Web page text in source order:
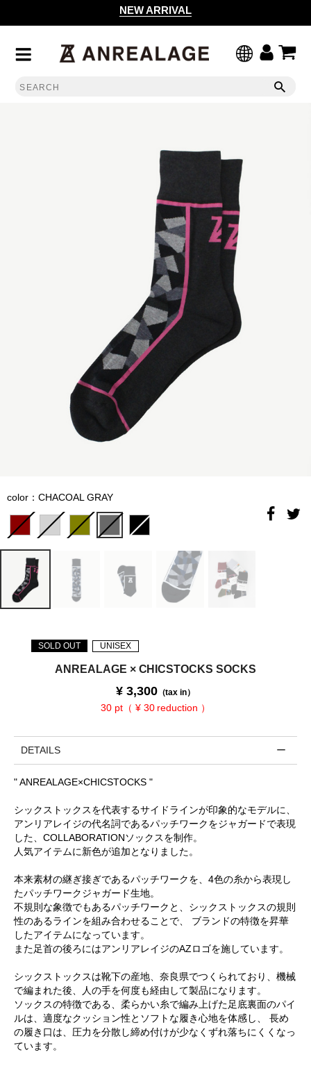
NEW ARRIVAL
color：CHACOAL GRAY
SOLD OUT UNISEX
ANREALAGE × CHICSTOCKS SOCKS
¥ 3,300（tax in）
30 pt（ ¥ 30 reduction ）
DETAILS
" ANREALAGE×CHICSTOCKS "
シックストックスを代表するサイドラインが印象的なモデルに、
アンリアレイジの代名詞であるパッチワークをジャガードで表現
した、COLLABORATIONソックスを制作。
人気アイテムに新色が追加となりました。
本来素材の継ぎ接ぎであるパッチワークを、4色の糸から表現し
たパッチワークジャガード生地。
不規則な象徴でもあるパッチワークと、シックストックスの規則
性のあるラインを組み合わせることで、 ブランドの特徴を昇華
したアイテムになっています。
また足首の後ろにはアンリアレイジのAZロゴを施しています。
シックストックスは靴下の産地、奈良県でつくられており、機械
で編まれた後、人の手を何度も経由して製品になります。
ソックスの特徴である、柔らかい糸で編み上げた足底裏面のパイ
ルは、適度なクッション性とソフトな履き心地を体感し、 長め
の履き口は、圧力を分散し締め付けが少なくずれ落ちにくくなっ
ています。